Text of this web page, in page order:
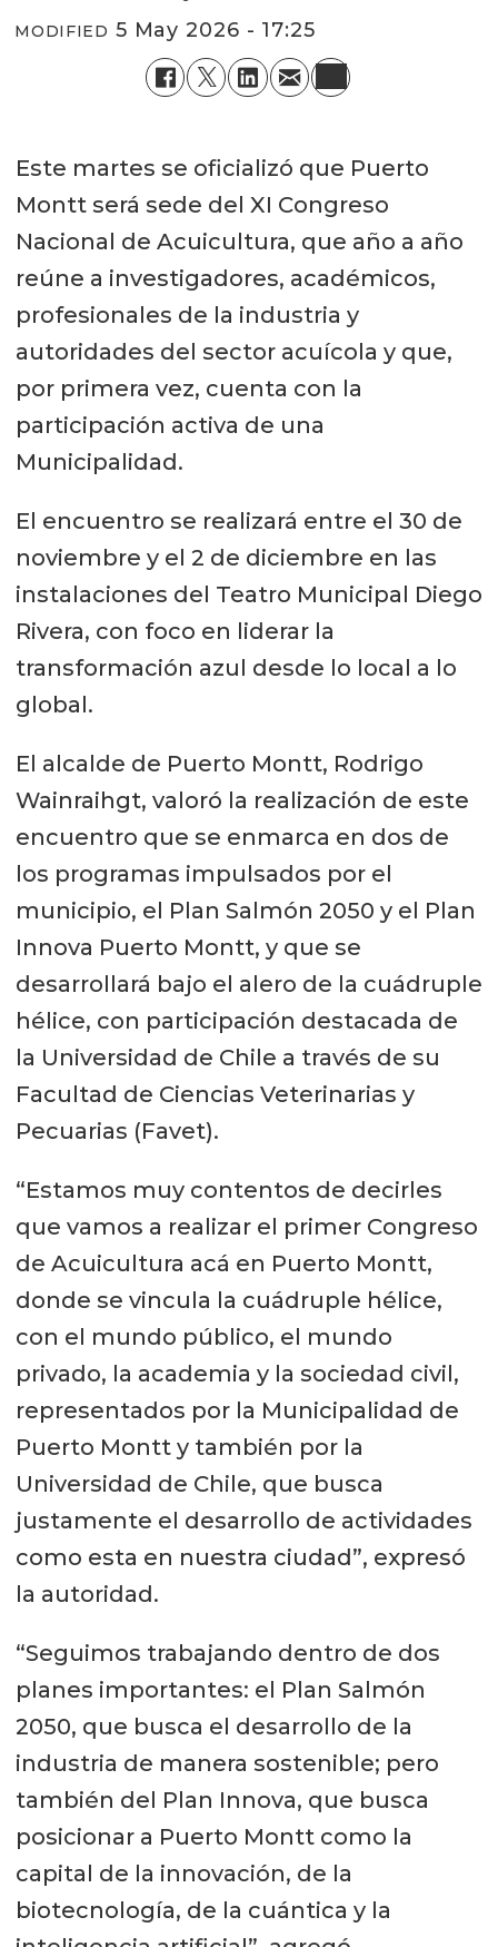
MODIFIED 5 May 2026 - 17:25
Este martes se oficializó que Puerto
Montt será sede del XI Congreso
Nacional de Acuicultura, que año a año
reúne a investigadores, académicos,
profesionales de la industria y
autoridades del sector acuícola y que,
por primera vez, cuenta con la
participación activa de una
Municipalidad.
El encuentro se realizará entre el 30 de
noviembre y el 2 de diciembre en las
instalaciones del Teatro Municipal Diego
Rivera, con foco en liderar la
transformación azul desde lo local a lo
global.
El alcalde de Puerto Montt, Rodrigo
Wainraihgt, valoró la realización de este
encuentro que se enmarca en dos de
los programas impulsados por el
municipio, el Plan Salmón 2050 y el Plan
Innova Puerto Montt, y que se
desarrollará bajo el alero de la cuádruple
hélice, con participación destacada de
la Universidad de Chile a través de su
Facultad de Ciencias Veterinarias y
Pecuarias (Favet).
“Estamos muy contentos de decirles
que vamos a realizar el primer Congreso
de Acuicultura acá en Puerto Montt,
donde se vincula la cuádruple hélice,
con el mundo público, el mundo
privado, la academia y la sociedad civil,
representados por la Municipalidad de
Puerto Montt y también por la
Universidad de Chile, que busca
justamente el desarrollo de actividades
como esta en nuestra ciudad”, expresó
la autoridad.
“Seguimos trabajando dentro de dos
planes importantes: el Plan Salmón
2050, que busca el desarrollo de la
industria de manera sostenible; pero
también del Plan Innova, que busca
posicionar a Puerto Montt como la
capital de la innovación, de la
biotecnología, de la cuántica y la